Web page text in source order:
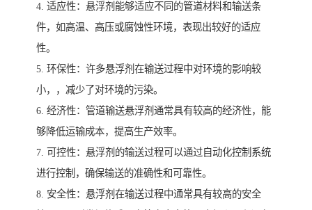
4. 适应性：悬浮剂能够适应不同的管道材料和输送条
件，如高温、高压或腐蚀性环境，表现出较好的适应
性。
5. 环保性：许多悬浮剂在输送过程中对环境的影响较
小，，减少了对环境的污染。
6. 经济性：管道输送悬浮剂通常具有较高的经济性，能
够降低运输成本，提高生产效率。
7. 可控性：悬浮剂的输送过程可以通过自动化控制系统
进行控制，确保输送的准确性和可靠性。
8. 安全性：悬浮剂在输送过程中通常具有较高的安全